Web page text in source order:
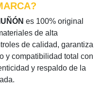
es 100% original
de alta
de calidad, garantiza
y compatibilidad total con
y respaldo de la